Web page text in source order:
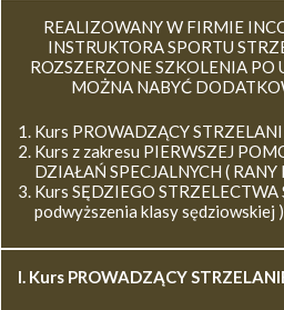
REALIZOWANY W FIRMIE
INSTRUKTORA SPORTU
ROZSZERZONE SZKOLENIA PO
MOŻNA NABYĆ
Kurs PROWADZĄCY
Kurs z zakresu PIERWSZEJ
DZIAŁAŃ SPECJALNYCH (
Kurs SĘDZIEGO
podwyższenia klasy sędziowskiej )
I. Kurs PROWADZĄCY